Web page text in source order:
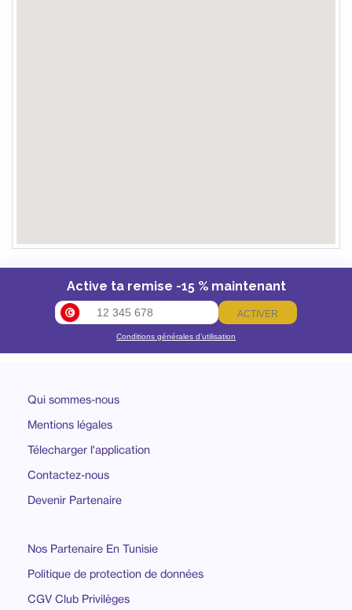
Active ta remise -15 % maintenant
ACTIVER
Conditions générales d’utilisation
Qui sommes-nous
Mentions légales
Télecharger l'application
Contactez-nous
Devenir Partenaire
Nos Partenaire En Tunisie
Politique de protection de données
CGV Club Privilèges